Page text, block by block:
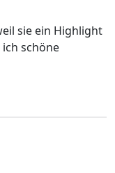
sie ein Highlight
schöne